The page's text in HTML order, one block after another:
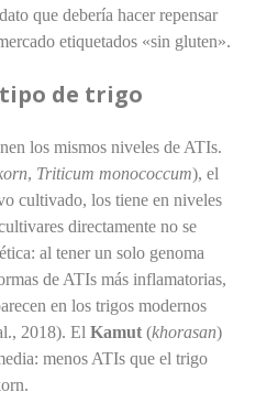
que debería hacer repensar
etiquetados «sin gluten».
de trigo
los mismos niveles de ATIs.
, Triticum monococcum), el
cultivado, los tiene en niveles
directamente no se
al tener un solo genoma
de ATIs más inflamatorias,
en los trigos modernos
2018). El Kamut (khorasan)
menos ATIs que el trigo